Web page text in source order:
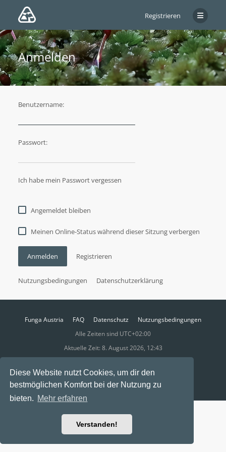
Diese Website nutzt Cookies, um dir den
bestmöglichen Komfort bei der Nutzung zu
bieten. Mehr erfahren
Verstanden!
Registrieren
Anmelden
Benutzername:
Passwort:
Ich habe mein Passwort vergessen
Angemeldet bleiben
Meinen Online-Status während dieser Sitzung verbergen
Anmelden Registrieren
Nutzungsbedingungen Datenschutzerklärung
Funga Austria FAQ Datenschutz
Nutzungsbedingungen
Alle Zeiten sind UTC+02:00
Aktuelle Zeit: 8. August 2026, 12:43
Ravaio Theme byGramziu